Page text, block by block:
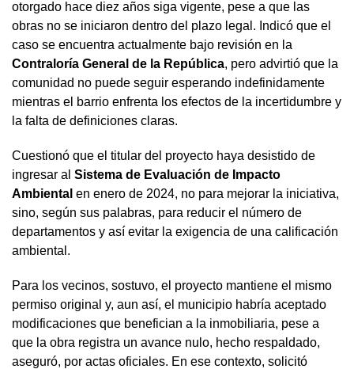
otorgado hace diez años siga vigente, pese a que las
obras no se iniciaron dentro del plazo legal. Indicó que el
caso se encuentra actualmente bajo revisión en la
Contraloría General de la República, pero advirtió que la
comunidad no puede seguir esperando indefinidamente
mientras el barrio enfrenta los efectos de la incertidumbre y
la falta de definiciones claras.
Cuestionó que el titular del proyecto haya desistido de
ingresar al Sistema de Evaluación de Impacto
Ambiental en enero de 2024, no para mejorar la iniciativa,
sino, según sus palabras, para reducir el número de
departamentos y así evitar la exigencia de una calificación
ambiental.
Para los vecinos, sostuvo, el proyecto mantiene el mismo
permiso original y, aun así, el municipio habría aceptado
modificaciones que benefician a la inmobiliaria, pese a
que la obra registra un avance nulo, hecho respaldado,
aseguró, por actas oficiales. En ese contexto, solicitó